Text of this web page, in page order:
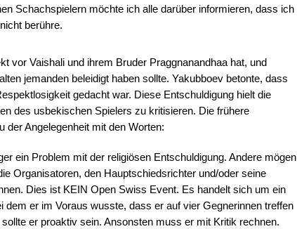
Schachspielern möchte ich alle darüber informieren, dass ich
berühre.
vor Vaishali und ihrem Bruder Praggnanandhaa hat, und
jemanden beleidigt haben sollte. Yakubboev betonte, dass
gedacht war. Diese Entschuldigung hielt die
des usbekischen Spielers zu kritisieren. Die frühere
Angelegenheit mit den Worten:
ein Problem mit der religiösen Entschuldigung. Andere mögen
Organisatoren, den Hauptschiedsrichter und/oder seine
Dies ist KEIN Open Swiss Event. Es handelt sich um ein
dem er im Voraus wusste, dass er auf vier Gegnerinnen treffen
er proaktiv sein. Ansonsten muss er mit Kritik rechnen.